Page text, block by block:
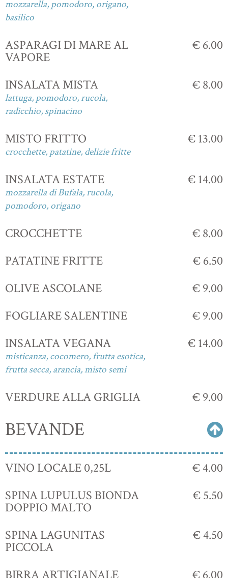
mozzarella, pomodoro, origano,
basilico
ASPARAGI DI MARE AL
VAPORE
€ 6.00
INSALATA MISTA
lattuga, pomodoro, rucola,
radicchio, spinacino
€ 8.00
MISTO FRITTO
crocchette, patatine, delizie fritte
€ 13.00
INSALATA ESTATE
mozzarella di Bufala, rucola,
pomodoro, origano
€ 14.00
CROCCHETTE
€ 8.00
PATATINE FRITTE
€ 6.50
OLIVE ASCOLANE
€ 9.00
FOGLIARE SALENTINE
€ 9.00
INSALATA VEGANA
misticanza, cocomero, frutta esotica,
frutta secca, arancia, misto semi
€ 14.00
VERDURE ALLA GRIGLIA € 9.00
BEVANDE
VINO LOCALE 0,25L
€ 4.00
SPINA LUPULUS BIONDA
DOPPIO MALTO
€ 5.50
SPINA LAGUNITAS
PICCOLA
€ 4.50
BIRRA ARTIGIANALE € 6.00